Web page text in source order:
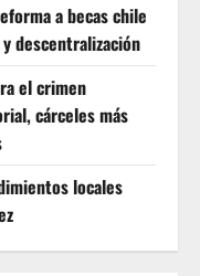
a becas chile
descentralización
el crimen
cárceles más
locales